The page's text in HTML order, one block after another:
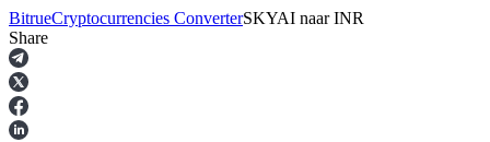
Termijncontracten
BitrueCryptocurrencies ConverterSKYAI naar INR
Share